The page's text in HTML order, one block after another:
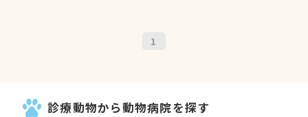
1
診療動物から動物病院を探す